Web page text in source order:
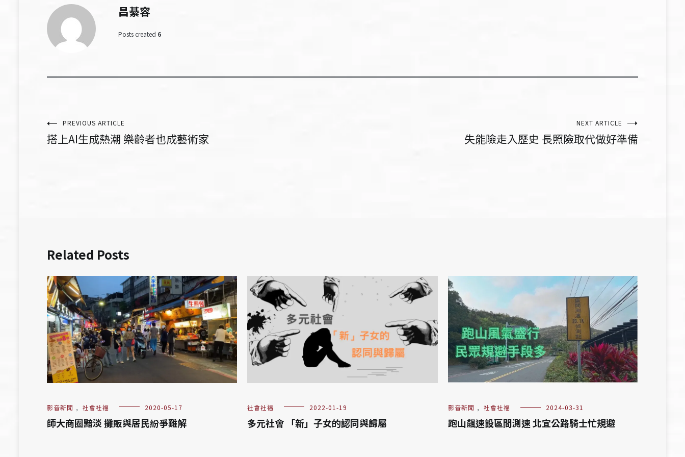
昌綦容
Posts created 6
文PREVIOUS ARTICLE
搭上AI生成熱潮 樂齡者也成藝術家
NEXT ARTICLE
失能險走入歷史 長照險取代做好準備
Related Posts
影音新聞 , 社會社福 2020-05-17
師大商圈黯淡 攤販與居民紛爭難解
社會社福 2022-01-19
多元社會 「新」子女的認同與歸屬
影音新聞 , 社會社福 2024-03-31
跑山飆速設區間測速 北宜公路騎士忙規避